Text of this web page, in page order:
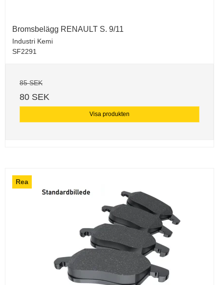
Bromsbelägg RENAULT S. 9/11
Industri Kemi
SF2291
85 SEK
80 SEK
Visa produkten
Rea